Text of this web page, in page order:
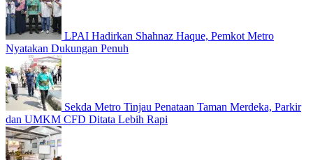
LPAI Hadirkan Shahnaz Haque, Pemkot Metro
Nyatakan Dukungan Penuh
Sekda Metro Tinjau Penataan Taman Merdeka, Parkir
dan UMKM CFD Ditata Lebih Rapi